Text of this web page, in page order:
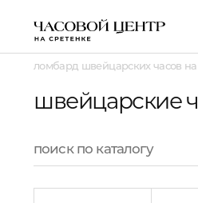
ломбард швейцарских часов на
швейцарские